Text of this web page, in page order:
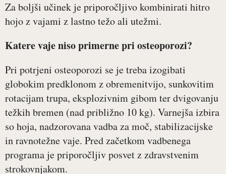
Za boljši učinek je priporočljivo kombinirati hitro
hojo z vajami z lastno težo ali utežmi.
Katere vaje niso primerne pri osteoporozi?
Pri potrjeni osteoporozi se je treba izogibati
globokim predklonom z obremenitvijo, sunkovitim
rotacijam trupa, eksplozivnim gibom ter dvigovanju
težkih bremen (nad približno 10 kg). Varnejša izbira
so hoja, nadzorovana vadba za moč, stabilizacijske
in ravnotežne vaje. Pred začetkom vadbenega
programa je priporočljiv posvet z zdravstvenim
strokovnjakom.